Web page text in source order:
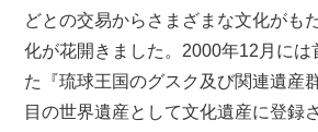
どとの交易からさまざまな文化がも
化が花開きました。2000年12月には
た『琉球王国のグスク及び関連遺産
目の世界遺産として文化遺産に登録